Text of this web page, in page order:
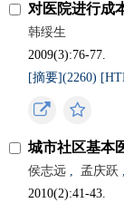
对医院进行成
韩绥生
2009(3):76-77.
[摘要](2260)
城市社区基本
侯志远 , 孟庆跃 ,
2010(2):41-43.